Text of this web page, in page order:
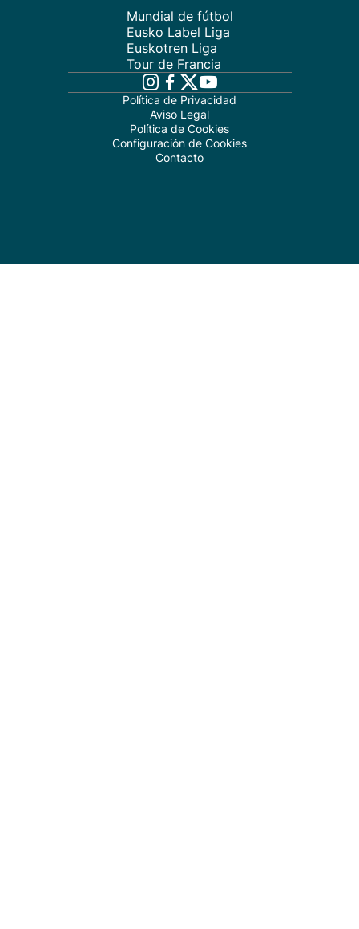
Mundial de fútbol
Eusko Label Liga
Euskotren Liga
Tour de Francia
Política de Privacidad
Aviso Legal
Política de Cookies
Configuración de Cookies
Contacto